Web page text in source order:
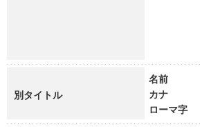
別タイトル
名前
カナ
ローマ字